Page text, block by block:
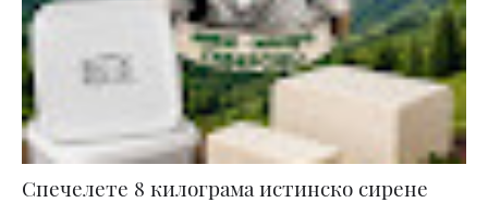
Спечелете 8 килограма истинско сирене